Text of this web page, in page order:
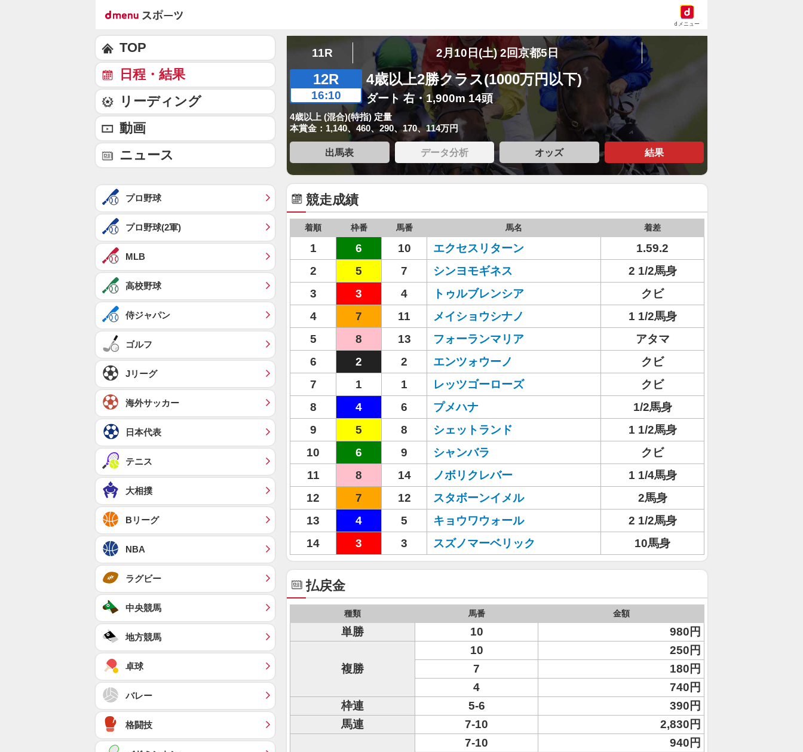
dメニュー
11R 2月10日(土) 2回京都5日
12R
16:10
4歳以上2勝クラス(1000万円以下)
ダート 右・1,900m 14頭
4歳以上 (混合)(特指) 定量
本賞金：1,140、460、290、170、114万円
出馬表 データ分析 オッズ 結果
競走成績
着順 枠番 馬番 馬名 着差
1 6 10 エクセスリターン
1.59.2
2
5 7 シンヨモギネス
2 1/2馬身
3
3 4 トゥルブレンシア
クビ
4
7 11 メイショウシナノ
1 1/2馬身
5
8 13 フォーランマリア
アタマ
6
2 2 エンツォウーノ
クビ
7
1 1 レッツゴーローズ
クビ
8
4 6 プメハナ
1/2馬身
9
5 8 シェットランド
1 1/2馬身
10
6 9 シャンバラ
クビ
11
8 14 ノボリクレバー
1 1/4馬身
12
7 12 スタボーンイメル
2馬身
13
4 5 キョウワウォール
2 1/2馬身
14
3 3 スズノマーベリック 10馬身
払戻金
種類 馬番 金額
単勝 10 980円
複勝
10
250円
7
180円
4
740円
枠連
5-6
390円
馬連
7-10 2,830円
7-10
940円
TOP
日程・結果
リーディング
動画
ニュース
プロ野球
プロ野球(2軍)
MLB
高校野球
侍ジャパン
ゴルフ
Jリーグ
海外サッカー
日本代表
テニス
大相撲
Bリーグ
NBA
ラグビー
中央競馬
地方競馬
卓球
バレー
格闘技